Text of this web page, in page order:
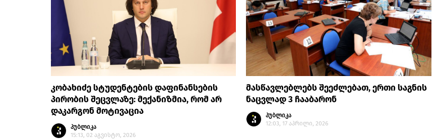
კობახიძე სტუდენტების დაფინანსების
პირობის შეცვლაზე: მექანიზმია, რომ არ
დაკარგონ მოტივაცია
პუბლიკა
15:13, 02 აგვისტო, 2026
მასწავლებლებს შეეძლებათ, ერთი საგნის
ნაცვლად 3 ჩააბარონ
პუბლიკა
12:03, 17 აპრილი, 2026